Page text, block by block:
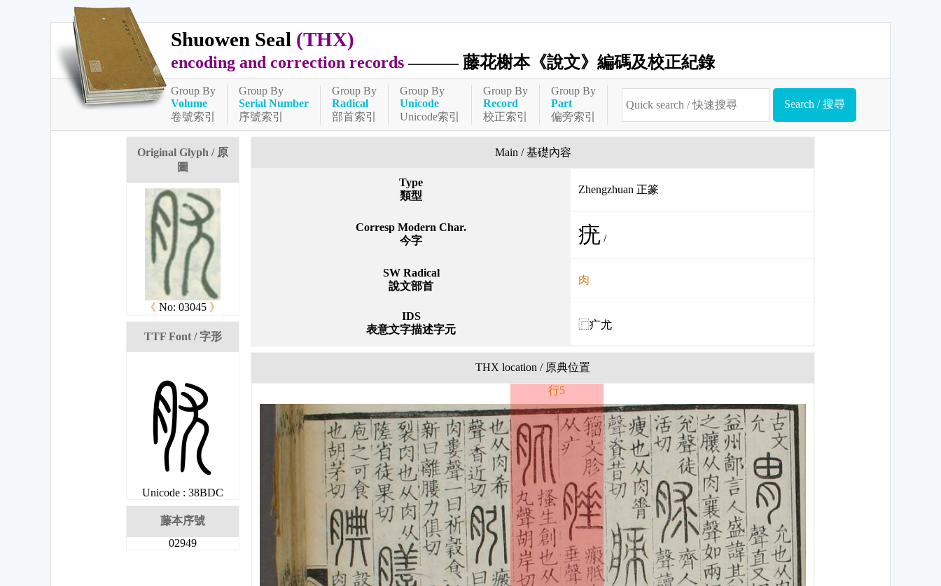
Shuowen Seal (THX)
encoding and correction records ——— 藤花榭本《說文》編碼及校正紀錄
Group By
Volume
卷號索引
Group By
Serial Number
序號索引
Group By
Radical
部首索引
Group By
Unicode
Unicode索引
Group By
Record
校正索引
Group By
Part
偏旁索引
Original Glyph / 原
圖
《 No: 03045 》
TTF Font / 字形
姜
Unicode : 38BDC
藤本序號
02949
Main / 基礎內容
Type
類型
Zhengzhuan 正篆
Corresp Modern Char.
今字
疣 /
SW Radical
說文部首
肉
IDS
表意文字描述字元
⿸疒尤
THX location / 原典位置
行5